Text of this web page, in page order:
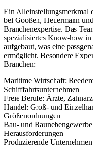
Ein Alleinstellungsmerkmal
bei Gooßen, Heuermann
Branchenexpertise. Das
spezialisiertes Know-how in
aufgebaut, was eine
ermöglicht. Besondere
Branchen:
Maritime Wirtschaft:
Schifffahrtsunternehmen
Freie Berufe: Ärzte,
Handel: Groß- und
Größenordnungen
Bau- und
Herausforderungen
Produzierende